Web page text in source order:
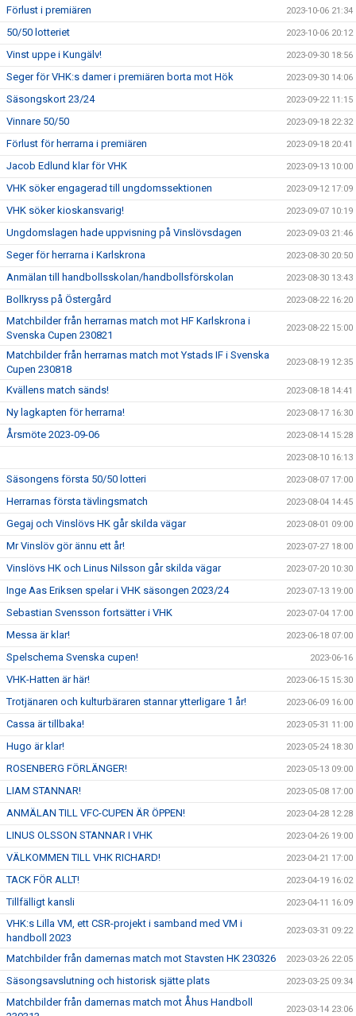
Förlust i premiären 2023-10-06 21:34
50/50 lotteriet 2023-10-06 20:12
Vinst uppe i Kungälv! 2023-09-30 18:56
Seger för VHK:s damer i premiären borta mot Hök 2023-09-30 14:06
Säsongskort 23/24 2023-09-22 11:15
Vinnare 50/50 2023-09-18 22:32
Förlust för herrarna i premiären 2023-09-18 20:41
Jacob Edlund klar för VHK 2023-09-13 10:00
VHK söker engagerad till ungdomssektionen 2023-09-12 17:09
VHK söker kioskansvarig! 2023-09-07 10:19
Ungdomslagen hade uppvisning på Vinslövsdagen 2023-09-03 21:46
Seger för herrarna i Karlskrona 2023-08-30 20:50
Anmälan till handbollsskolan/handbollsförskolan 2023-08-30 13:43
Bollkryss på Östergård 2023-08-22 16:20
Matchbilder från herrarnas match mot HF Karlskrona i
Svenska Cupen 230821
2023-08-22 15:00
Matchbilder från herrarnas match mot Ystads IF i Svenska
Cupen 230818
2023-08-19 12:35
Kvällens match sänds! 2023-08-18 14:41
Ny lagkapten för herrarna! 2023-08-17 16:30
Årsmöte 2023-09-06 2023-08-14 15:28
2023-08-10 16:13
Säsongens första 50/50 lotteri 2023-08-07 17:00
Herrarnas första tävlingsmatch 2023-08-04 14:45
Gegaj och Vinslövs HK går skilda vägar 2023-08-01 09:00
Mr Vinslöv gör ännu ett år! 2023-07-27 18:00
Vinslövs HK och Linus Nilsson går skilda vägar 2023-07-20 10:30
Inge Aas Eriksen spelar i VHK säsongen 2023/24 2023-07-13 19:00
Sebastian Svensson fortsätter i VHK 2023-07-04 17:00
Messa är klar! 2023-06-18 07:00
Spelschema Svenska cupen! 2023-06-16
VHK-Hatten är här! 2023-06-15 15:30
Trotjänaren och kulturbäraren stannar ytterligare 1 år! 2023-06-09 16:00
Cassa är tillbaka! 2023-05-31 11:00
Hugo är klar! 2023-05-24 18:30
ROSENBERG FÖRLÄNGER! 2023-05-13 09:00
LIAM STANNAR! 2023-05-08 17:00
ANMÄLAN TILL VFC-CUPEN ÄR ÖPPEN! 2023-04-28 12:28
LINUS OLSSON STANNAR I VHK 2023-04-26 19:00
VÄLKOMMEN TILL VHK RICHARD! 2023-04-21 17:00
TACK FÖR ALLT! 2023-04-19 16:02
Tillfälligt kansli 2023-04-11 16:09
VHK:s Lilla VM, ett CSR-projekt i samband med VM i
handboll 2023
2023-03-31 09:22
Matchbilder från damernas match mot Stavsten HK 230326 2023-03-26 22:05
Säsongsavslutning och historisk sjätte plats 2023-03-25 09:34
Matchbilder från damernas match mot Åhus Handboll
2023-03-14 23:06